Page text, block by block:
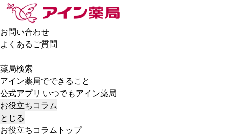
お問い合わせ
よくあるご質問
薬局検索
アイン薬局でできること
公式アプリ いつでもアイン薬局
お役立ちコラム
とじる
お役立ちコラムトップ